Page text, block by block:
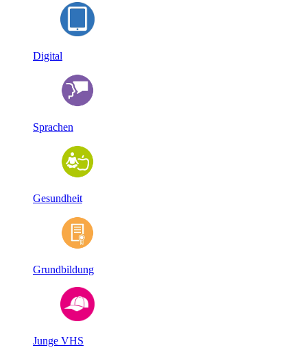
Digital
Sprachen
Gesundheit
Grundbildung
Junge VHS